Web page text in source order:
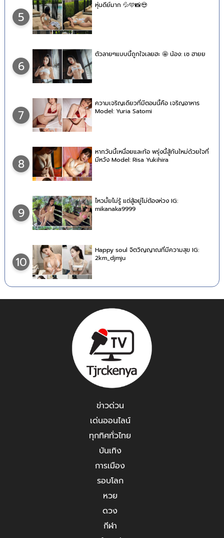
5
หุ่นดีย์มาก 💦🩵📸😍
6
ตัวลายๆแบบนี้ถูกใจเลยฮะ 🤩 น้อง: เซ ฮายย
7
ความเจริญเดียวที่มีตอนนี้คือ เจริญอาหาร
Model: Yuria Satomi
8
หากวันนี้เหนื่อยและท้อ พรุ่งนี้สู้กันใหม่ด้วยใจที่
มีหวัง Model: Risa Yukihira
9
ไหวมั้ยไม่รู้ แต่สู้อยู่ไม่ต้องห่วง IG:
mikanaka9999
10
Happy soul จิตวิญญาณที่มีความสุข IG:
2km_djmju
ข่าวด่วน
เด่นออนไลน์
ทุกทิศทั่วไทย
บันเทิง
การเมือง
รอบโลก
หวย
ดวง
กีฬา